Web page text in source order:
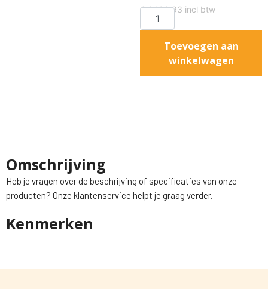
€2,133,93 incl btw
Toevoegen aan
winkelwagen
Omschrijving
Heb je vragen over de beschrijving of specificaties van onze
producten? Onze klantenservice helpt je graag verder.
Kenmerken